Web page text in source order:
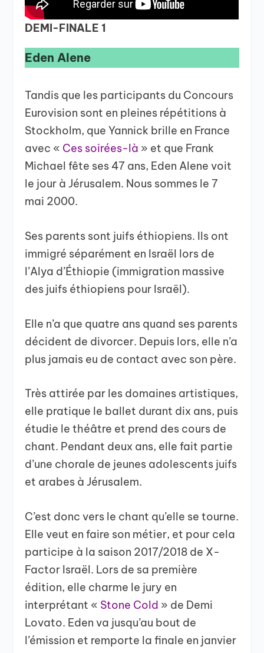
DEMI-FINALE 1
Eden Alene
Tandis que les participants du Concours
Eurovision sont en pleines répétitions à
Stockholm, que Yannick brille en France
avec « Ces soirées-là » et que Frank
Michael fête ses 47 ans, Eden Alene voit
le jour à Jérusalem. Nous sommes le 7
mai 2000.
Ses parents sont juifs éthiopiens. Ils ont
immigré séparément en Israël lors de
l’Alya d’Éthiopie (immigration massive
des juifs éthiopiens pour Israël).
Elle n’a que quatre ans quand ses parents
décident de divorcer. Depuis lors, elle n’a
plus jamais eu de contact avec son père.
Très attirée par les domaines artistiques,
elle pratique le ballet durant dix ans, puis
étudie le théâtre et prend des cours de
chant. Pendant deux ans, elle fait partie
d’une chorale de jeunes adolescents juifs
et arabes à Jérusalem.
C’est donc vers le chant qu’elle se tourne.
Elle veut en faire son métier, et pour cela
participe à la saison 2017/2018 de X-
Factor Israël. Lors de sa première
édition, elle charme le jury en
interprétant « Stone Cold » de Demi
Lovato. Eden va jusqu’au bout de
l’émission et remporte la finale en janvier